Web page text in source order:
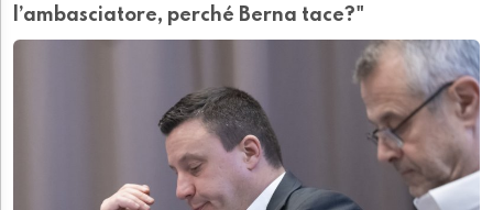
l’ambasciatore, perché Berna tace?"